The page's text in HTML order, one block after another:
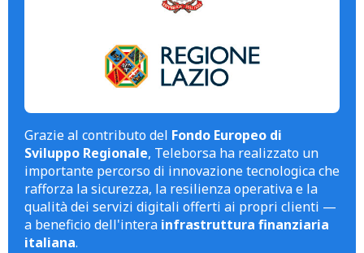
Grazie al contributo del Fondo Europeo di
Sviluppo Regionale, Teleborsa ha realizzato un
importante percorso di innovazione tecnologica che
rafforza la sicurezza, la resilienza operativa e la
qualità dei servizi digitali offerti ai propri clienti —
a beneficio dell'intera infrastruttura finanziaria
italiana.